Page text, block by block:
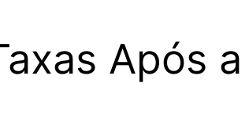
Após